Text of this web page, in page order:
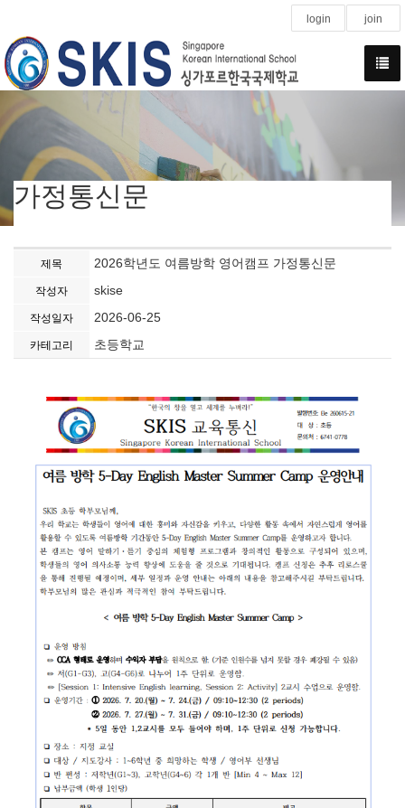
login join
가정통신문
제목 2026학년도 여름방학 영어캠프 가정통신문
작성자 skise
작성일자 2026-06-25
카테고리 초등학교